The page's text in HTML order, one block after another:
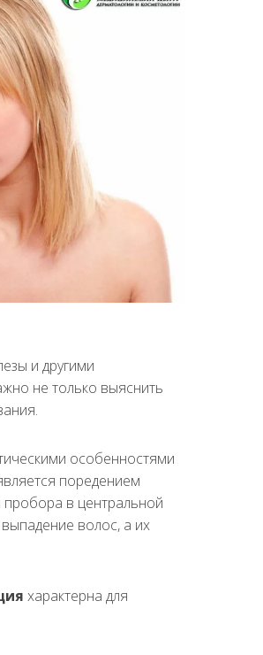
и другими
не только выяснить
особенностями
поредением
в центральной
волос, а их
характерна для